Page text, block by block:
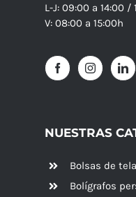
L-J: 09:00 a 14:00 /
V: 08:00 a 15:00h
NUESTRAS
Bolsas de
Bolígrafos